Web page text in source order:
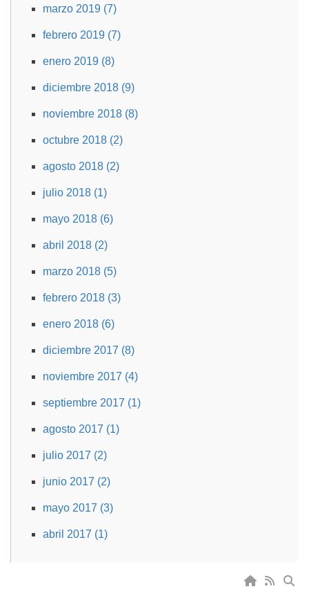
marzo 2019 (7)
febrero 2019 (7)
enero 2019 (8)
diciembre 2018 (9)
noviembre 2018 (8)
octubre 2018 (2)
agosto 2018 (2)
julio 2018 (1)
mayo 2018 (6)
abril 2018 (2)
marzo 2018 (5)
febrero 2018 (3)
enero 2018 (6)
diciembre 2017 (8)
noviembre 2017 (4)
septiembre 2017 (1)
agosto 2017 (1)
julio 2017 (2)
junio 2017 (2)
mayo 2017 (3)
abril 2017 (1)